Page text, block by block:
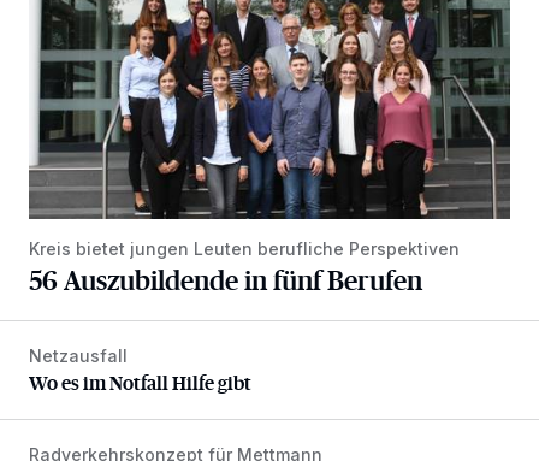
Kreis bietet jungen Leuten berufliche Perspektiven
56 Auszubildende in fünf Berufen
Wo es im Notfall Hilfe gibt
Netzausfall
Wo es im Notfall Hilfe gibt
Radverkehrskonzept für Mettmann